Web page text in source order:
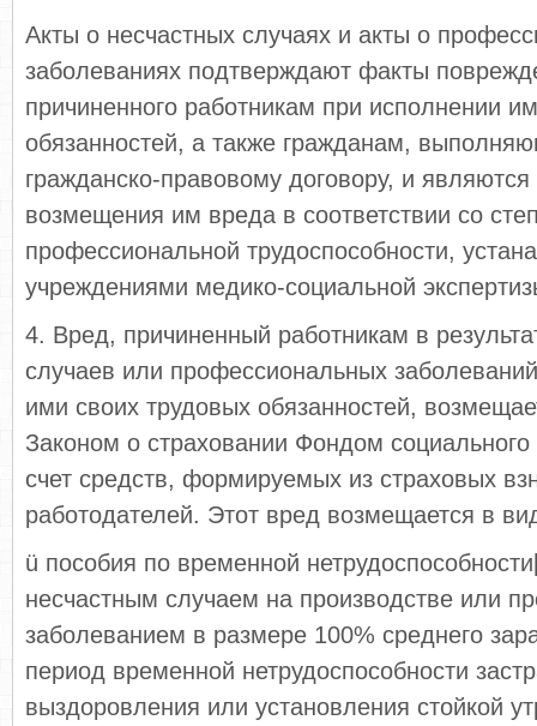
Акты о несчастных случаях и акты о
заболеваниях подтверждают факты
причиненного работникам при исполнении
обязанностей, а также гражданам,
гражданско-правовому договору, и
возмещения им вреда в соответствии со
профессиональной трудоспособности,
учреждениями медико-социальной
4. Вред, причиненный работникам в
случаев или профессиональных
ими своих трудовых обязанностей,
Законом о страховании Фондом
счет средств, формируемых из страховых
работодателей. Этот вред возмещается в
ü пособия по временной
несчастным случаем на производстве или
заболеванием в размере 100% среднего
период временной нетрудоспособности
выздоровления или установления стойкой